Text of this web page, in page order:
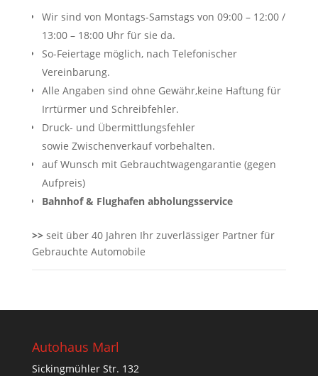
Wir sind von Montags-Samstags von 09:00 – 12:00 /
13:00 – 18:00 Uhr für sie da.
So-Feiertage möglich, nach Telefonischer
Vereinbarung.
Alle Angaben sind ohne Gewähr,keine Haftung für
Irrtürmer und Schreibfehler.
Druck- und Übermittlungsfehler
sowie Zwischenverkauf vorbehalten.
auf Wunsch mit Gebrauchtwagengarantie (gegen
Aufpreis)
Bahnhof & Flughafen abholungsservice
>>seit über 40 Jahren Ihr zuverlässiger Partner für
Gebrauchte Automobile
Autohaus Marl
Sickingmühler Str. 132